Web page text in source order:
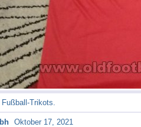
Fußball-Trikots.
Oktober 17, 2021